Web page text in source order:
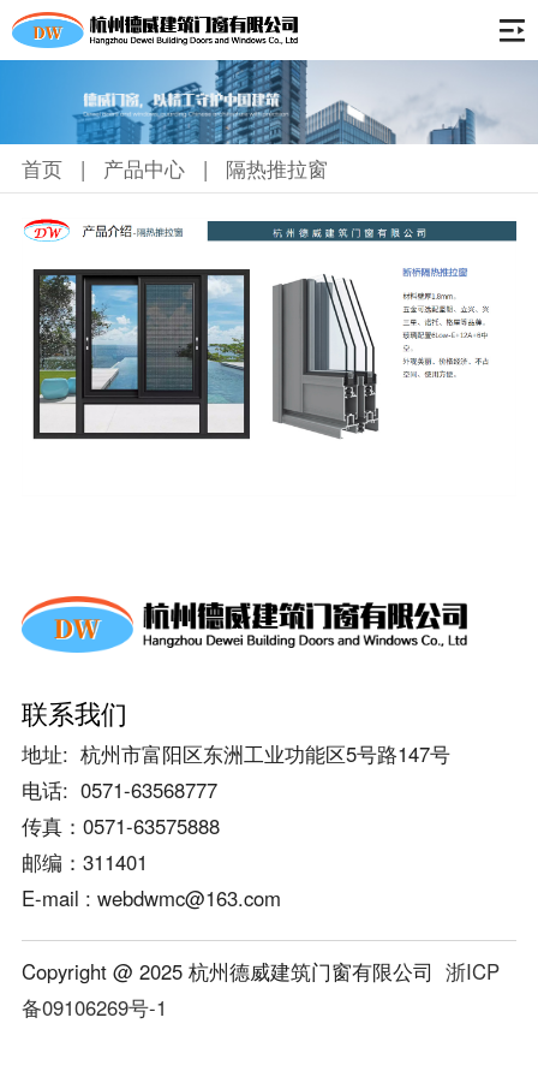
首页
关于我们
公司简介
资质荣誉
产品中心
隔热外开窗
隔热内开内倒窗
隔热推拉窗
隔热平开门
系统门窗
普通门窗
塑钢门窗
玻璃幕墙
铝板幕墙
格栅栏杆
工程案例
生产设备
首页 | 产品中心| 隔热推拉窗
联系我们
地址: 杭州市富阳区东洲工业功能区5号路147号
电话: 0571-63568777
传真：0571-63575888
邮编：311401
E-mail : webdwmc@163.com
Copyright @ 2025 杭州德威建筑门窗有限公司 浙ICP
备09106269号-1